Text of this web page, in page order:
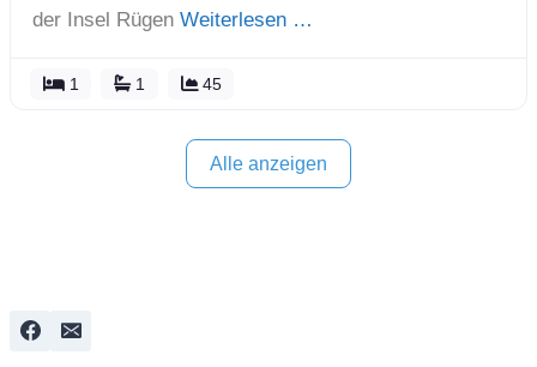
der Insel Rügen Weiterlesen …
1 1 45
Alle anzeigen